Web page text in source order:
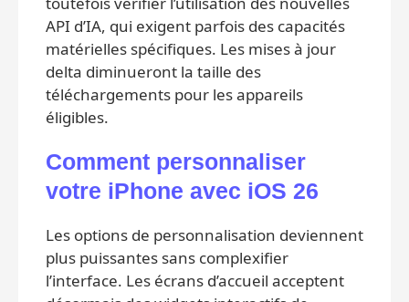
API d’IA, qui exigent parfois des capacités
matérielles spécifiques. Les mises à jour
delta diminueront la taille des
téléchargements pour les appareils
éligibles.
Comment personnaliser
votre iPhone avec iOS 26
Les options de personnalisation deviennent
plus puissantes sans complexifier
l’interface. Les écrans d’accueil acceptent